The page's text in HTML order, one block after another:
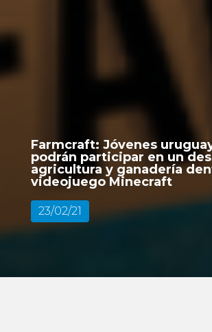
Farmcraft: Jóvenes
podrán participar en un
agricultura y ganadería
videojuego Minecraft
23/02/21